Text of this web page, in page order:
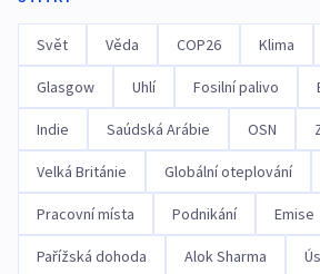
Svět Věda COP26 Klima
Glasgow Uhlí Fosilní palivo
Indie Saúdská Arábie OSN
Velká Británie Globální oteplování
Pracovní místa Podnikání Emise
Pařížská dohoda Alok Sharma